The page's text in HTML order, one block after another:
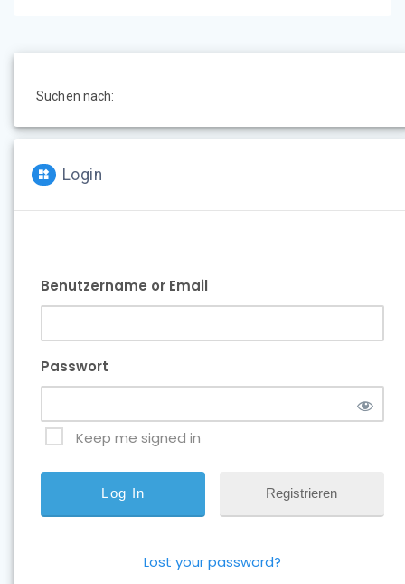
Suchen nach:
Login
Benutzername or Email
Passwort
Keep me signed in
Registrieren
Lost your password?